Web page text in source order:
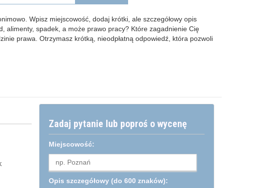
Wpisz miejscowość, dodaj krótki, ale szczegółowy opis
alimenty, spadek, a może prawo pracy? Które zagadnienie Cię
prawa. Otrzymasz krótką, nieodpłatną odpowiedź, która pozwoli
Zadaj pytanie lub poproś o wycenę
Miejscowość:
Opis szczegółowy (do 600 znaków):